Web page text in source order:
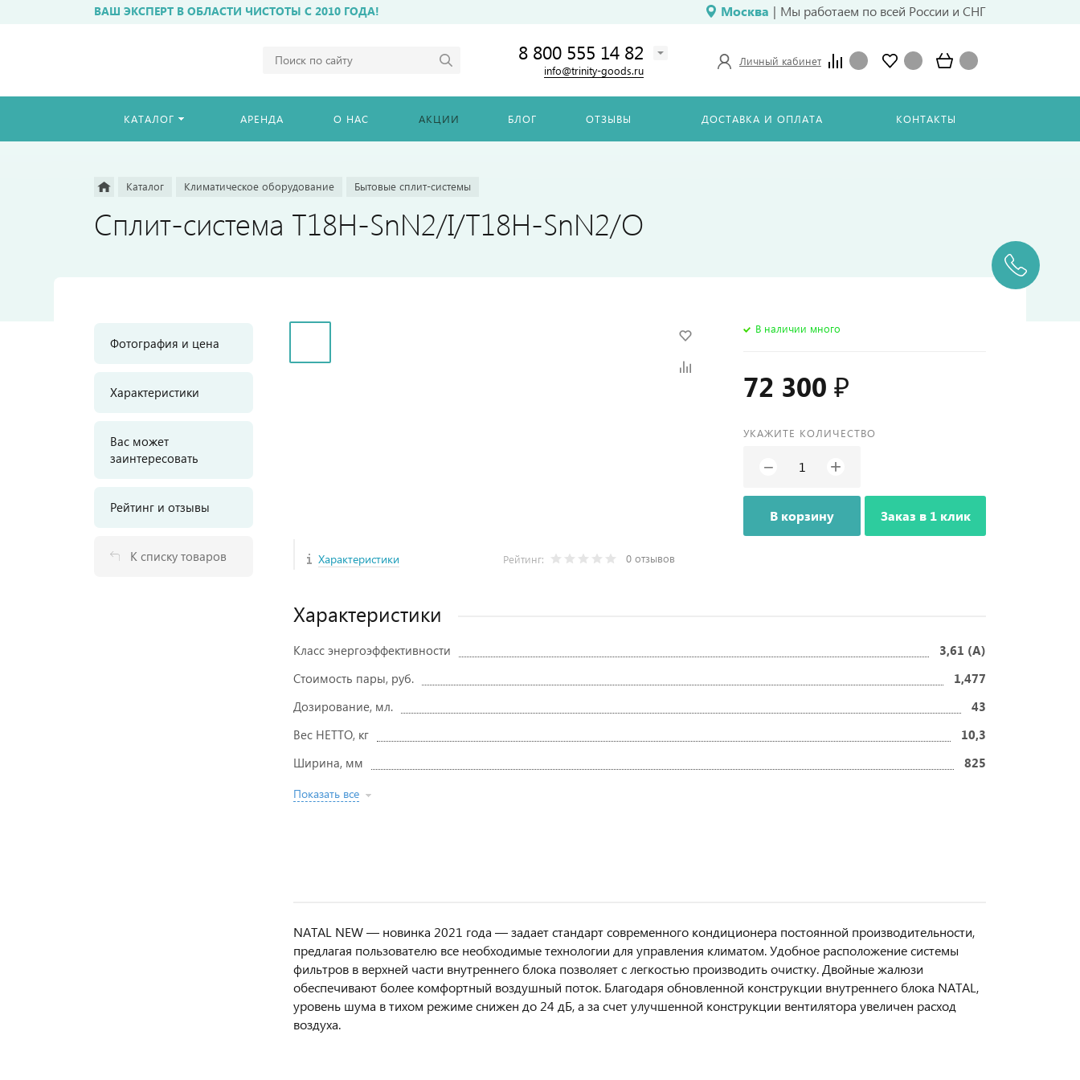
ВАШ ЭКСПЕРТ В ОБЛАСТИ ЧИСТОТЫ С 2010 ГОДА! Москва | Мы работаем по всей России и СНГ
8 800 555 14 82
info@trinity-goods.ru
Личный кабинет
КАТАЛОГ АРЕНДА О НАС АКЦИИ БЛОГ ОТЗЫВЫ ДОСТАВКА И ОПЛАТА КОНТАКТЫ
Каталог Климатическое оборудование Бытовые сплит-системы
Сплит-система T18H-SnN2/I/T18H-SnN2/O
Фотография и цена
Характеристики
Вас может
заинтересовать
Рейтинг и отзывы
К списку товаров Характеристики Рейтинг: 0 отзывов
В наличии много
72 300 ₽
УКАЖИТЕ КОЛИЧЕСТВО
− +
В корзину Заказ в 1 клик
Характеристики
Класс энергоэффективности
3,61 (A)
Стоимость пары, руб.
1,477
Дозирование, мл.
43
Вес НЕТТО, кг
10,3
Ширина, мм
825
Показать все
NATAL NEW — новинка 2021 года — задает стандарт современного кондиционера постоянной производительности,
предлагая пользователю все необходимые технологии для управления климатом. Удобное расположение системы
фильтров в верхней части внутреннего блока позволяет с легкостью производить очистку. Двойные жалюзи
обеспечивают более комфортный воздушный поток. Благодаря обновленной конструкции внутреннего блока NATAL,
уровень шума в тихом режиме снижен до 24 дБ, а за счет улучшенной конструкции вентилятора увеличен расход
воздуха.